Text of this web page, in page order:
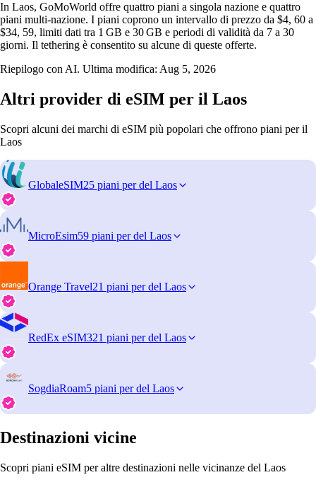
In Laos, GoMoWorld offre quattro piani a singola nazione e quattro
piani multi‑nazione. I piani coprono un intervallo di prezzo da $4, 60 a
$34, 59, limiti dati tra 1 GB e 30 GB e periodi di validità da 7 a 30
giorni. Il tethering è consentito su alcune di queste offerte.
Riepilogo con AI. Ultima modifica: Aug 5, 2026
Altri provider di eSIM per il Laos
Scopri alcuni dei marchi di eSIM più popolari che offrono piani per il
Laos
GlobaleSIM25 piani per del Laos
MicroEsim59 piani per del Laos
Orange Travel21 piani per del Laos
RedEx eSIM321 piani per del Laos
SogdiaRoam5 piani per del Laos
Destinazioni vicine
Scopri piani eSIM per altre destinazioni nelle vicinanze del Laos